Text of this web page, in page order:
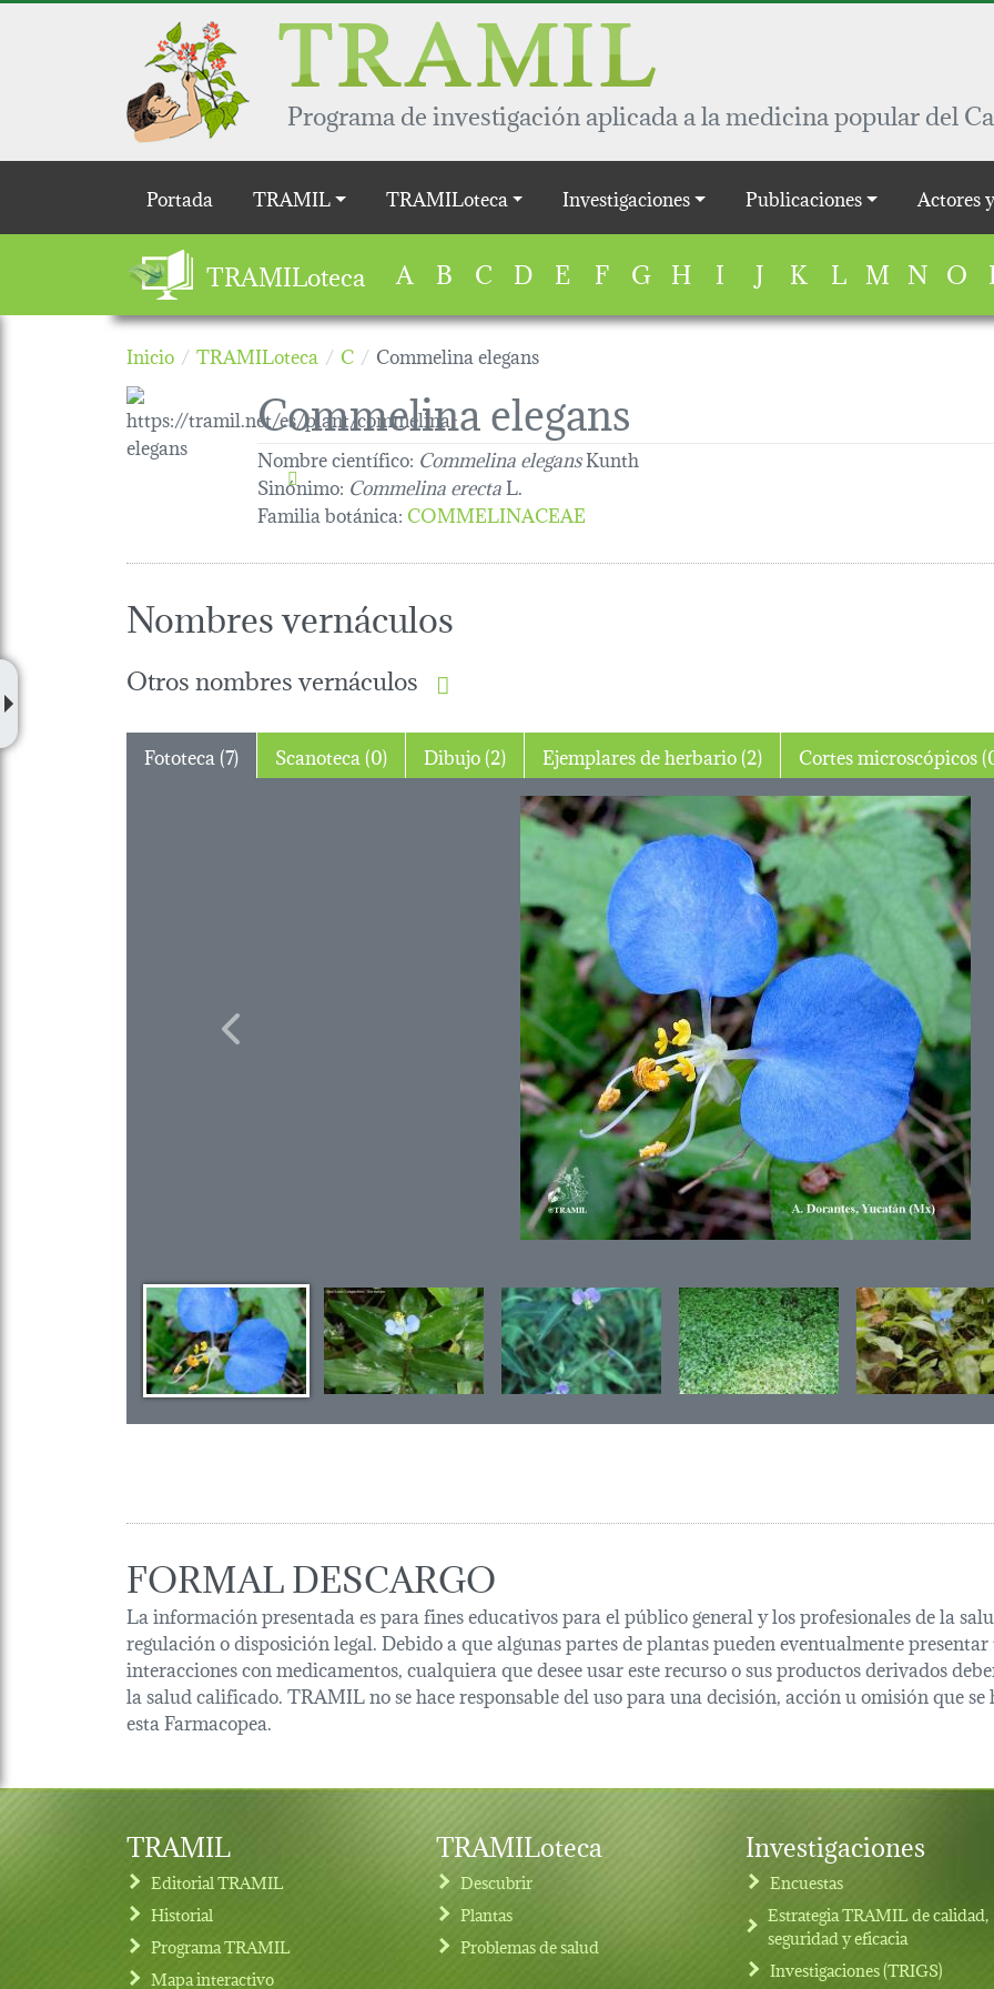
Pasar al contenido principal
Programa de investigación aplicada a la medicina popular del
Main navigation
Portada TRAMIL TRAMILoteca Investigaciones Publicaciones Actores
TRAMILoteca A B C D E F G H I J K L M N O
Inicio TRAMILoteca C Commelina elegans
Commelina elegans
Nombre científico: Commelina elegansKunth
Sinónimo: Commelina erectaL.
Familia botánica:COMMELINACEAE
Nombres vernáculos
Otros nombres vernáculos
Fototeca (7) Scanoteca (0) Dibujo (2) Ejemplares de herbario (2) Cortes
Previous
FORMAL DESCARGO
La información presentada es para fines educativos para el público general y los profesionales de la
regulación o disposición legal. Debido a que algunas partes de plantas pueden eventualmente
interacciones con medicamentos, cualquiera que desee usar este recurso o sus productos derivados
la salud calificado. TRAMIL no se hace responsable del uso para una decisión, acción u omisión que
esta Farmacopea.
Footer menu
TRAMIL
Editorial TRAMIL
Historial
Programa TRAMIL
Mapa interactivo
TRAMILoteca
Descubrir
Plantas
Problemas de salud
Investigaciones
Encuestas
Estrategia TRAMIL de calidad,
seguridad y eficacia
Investigaciones (TRIGS)